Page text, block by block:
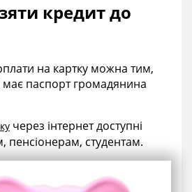
кредит до
на картку можна тим,
має паспорт громадянина
через інтернет доступні
пенсіонерам, студентам.